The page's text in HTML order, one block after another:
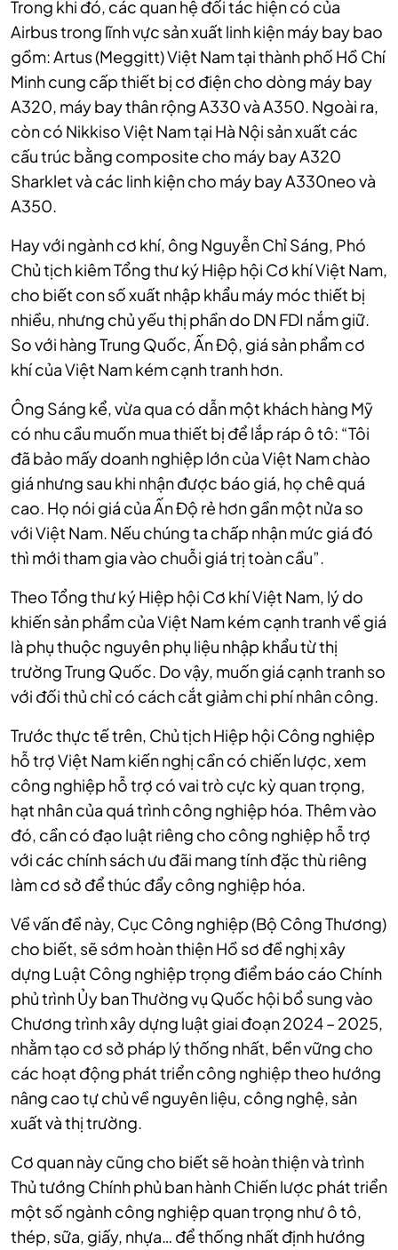
Trong khi đó, các quan hệ đối tác hiện có của
Airbus trong lĩnh vực sản xuất linh kiện máy bay bao
gồm: Artus (Meggitt) Việt Nam tại thành phố Hồ Chí
Minh cung cấp thiết bị cơ điện cho dòng máy bay
A320, máy bay thân rộng A330 và A350. Ngoài ra,
còn có Nikkiso Việt Nam tại Hà Nội sản xuất các
cấu trúc bằng composite cho máy bay A320
Sharklet và các linh kiện cho máy bay A330neo và
A350.
Hay với ngành cơ khí, ông Nguyễn Chỉ Sáng, Phó
Chủ tịch kiêm Tổng thư ký Hiệp hội Cơ khí Việt Nam,
cho biết con số xuất nhập khẩu máy móc thiết bị
nhiều, nhưng chủ yếu thị phần do DN FDI nắm giữ.
So với hàng Trung Quốc, Ấn Độ, giá sản phẩm cơ
khí của Việt Nam kém cạnh tranh hơn.
Ông Sáng kể, vừa qua có dẫn một khách hàng Mỹ
có nhu cầu muốn mua thiết bị để lắp ráp ô tô: “Tôi
đã bảo mấy doanh nghiệp lớn của Việt Nam chào
giá nhưng sau khi nhận được báo giá, họ chê quá
cao. Họ nói giá của Ấn Độ rẻ hơn gần một nửa so
với Việt Nam. Nếu chúng ta chấp nhận mức giá đó
thì mới tham gia vào chuỗi giá trị toàn cầu”.
Theo Tổng thư ký Hiệp hội Cơ khí Việt Nam, lý do
khiến sản phẩm của Việt Nam kém cạnh tranh về giá
là phụ thuộc nguyên phụ liệu nhập khẩu từ thị
trường Trung Quốc. Do vậy, muốn giá cạnh tranh so
với đối thủ chỉ có cách cắt giảm chi phí nhân công.
Trước thực tế trên, Chủ tịch Hiệp hội Công nghiệp
hỗ trợ Việt Nam kiến nghị cần có chiến lược, xem
công nghiệp hỗ trợ có vai trò cực kỳ quan trọng,
hạt nhân của quá trình công nghiệp hóa. Thêm vào
đó, cần có đạo luật riêng cho công nghiệp hỗ trợ
với các chính sách ưu đãi mang tính đặc thù riêng
làm cơ sở để thúc đẩy công nghiệp hóa.
Về vấn đề này, Cục Công nghiệp (Bộ Công Thương)
cho biết, sẽ sớm hoàn thiện Hồ sơ đề nghị xây
dựng Luật Công nghiệp trọng điểm báo cáo Chính
phủ trình Ủy ban Thường vụ Quốc hội bổ sung vào
Chương trình xây dựng luật giai đoạn 2024 – 2025,
nhằm tạo cơ sở pháp lý thống nhất, bền vững cho
các hoạt động phát triển công nghiệp theo hướng
nâng cao tự chủ về nguyên liệu, công nghệ, sản
xuất và thị trường.
Cơ quan này cũng cho biết sẽ hoàn thiện và trình
Thủ tướng Chính phủ ban hành Chiến lược phát triển
một số ngành công nghiệp quan trọng như ô tô,
thép, sữa, giấy, nhựa… để thống nhất định hướng